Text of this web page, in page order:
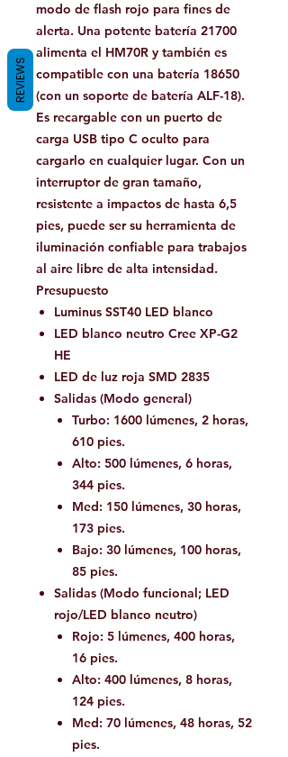
modo de flash rojo para fines de
alerta. Una potente batería 21700
alimenta el HM70R y también es
compatible con una batería 18650
(con un soporte de batería ALF-18).
Es recargable con un puerto de
carga USB tipo C oculto para
cargarlo en cualquier lugar. Con un
interruptor de gran tamaño,
resistente a impactos de hasta 6,5 ​​
pies, puede ser su herramienta de
iluminación confiable para trabajos
al aire libre de alta intensidad.
Presupuesto
Luminus SST40 LED blanco
LED blanco neutro Cree XP-G2
HE
LED de luz roja SMD 2835
Salidas (Modo general)
Turbo: 1600 lúmenes, 2 horas,
610 pies.
Alto: 500 lúmenes, 6 horas,
344 pies.
Med: 150 lúmenes, 30 horas,
173 pies.
Bajo: 30 lúmenes, 100 horas,
85 pies.
Salidas (Modo funcional; LED
rojo/LED blanco neutro)
Rojo: 5 lúmenes, 400 horas,
16 pies.
Alto: 400 lúmenes, 8 horas,
124 pies.
Med: 70 lúmenes, 48 ​​horas, 52
pies.
REVIEWS